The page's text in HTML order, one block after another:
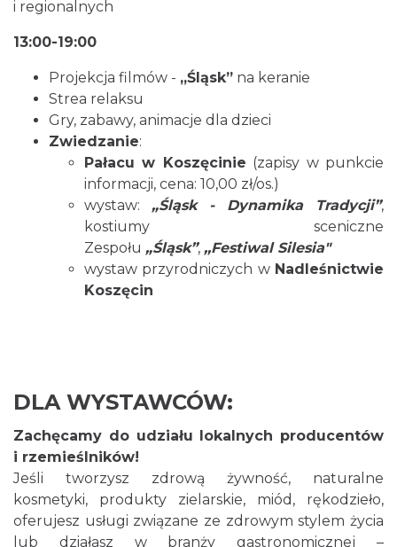
i regionalnych
13:00-19:00
Projekcja filmów - „Śląsk” na keranie
Strea relaksu
Gry, zabawy, animacje dla dzieci
Zwiedzanie:
Pałacu w Koszęcinie (zapisy w punkcie
informacji, cena: 10,00 zł/os.)
wystaw: „Śląsk - Dynamika Tradycji”,
kostiumy sceniczne
Zespołu „Śląsk”, ,,Festiwal Silesia"
wystaw przyrodniczych w Nadleśnictwie
Koszęcin
DLA WYSTAWCÓW:
Zachęcamy do udziału lokalnych producentów
i rzemieślników!
Jeśli tworzysz zdrową żywność, naturalne
kosmetyki, produkty zielarskie, miód, rękodzieło,
oferujesz usługi związane ze zdrowym stylem życia
lub działasz w branży gastronomicznej –